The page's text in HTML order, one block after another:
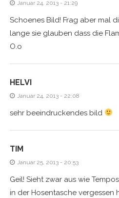
Januar 24, 2013 - 21:29
Schoenes Bild! Frag aber mal
lange sie glauben dass die
O.o
HELVI
Januar 24, 2013 - 22:08
sehr beeindruckendes bild
TIM
Januar 25, 2013 - 20:53
Geil! Sieht zwar aus wie
in der Hosentasche vergessen